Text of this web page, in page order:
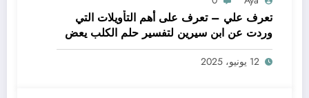
تعرف علي – تعرف على أهم التأويلات التي
وردت عن ابن سيرين لتفسير حلم الكلب يعض
يدي – بالتفصيل
12 يونيو، 2025